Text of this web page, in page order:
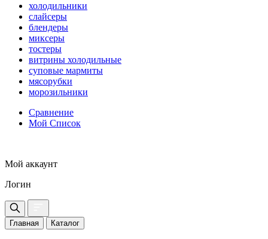
холодильники
слайсеры
блендеры
миксеры
тостеры
витрины холодильные
суповые мармиты
мясорубки
морозильники
Сравнение
Мой Список
Мой аккаунт
Логин
Главная Каталог